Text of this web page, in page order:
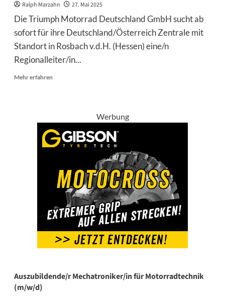
Ralph Marzahn 27. Mai 2025
Die Triumph Motorrad Deutschland GmbH sucht ab
sofort für ihre Deutschland/Österreich Zentrale mit
Standort in Rosbach v.d.H. (Hessen) eine/n
Regionalleiter/in...
Mehr erfahrenMehr
Außendienst
in
der
Deutschland
Werbung
Auszubildende/r Mechatroniker/in für Motorradtechnik
(m/w/d)